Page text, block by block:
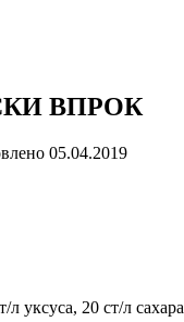
ВПРОК
05.04.2019
уксуса, 20 ст/л сахара